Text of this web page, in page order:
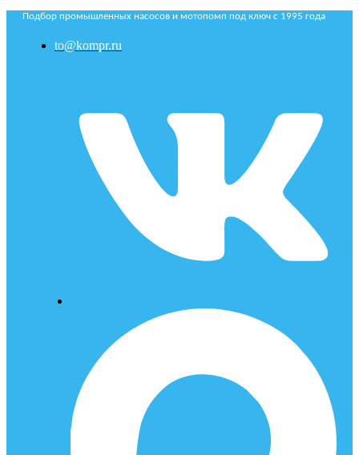
Подбор промышленных насосов и мотопомп под ключ с 1995 года
to@kompr.ru